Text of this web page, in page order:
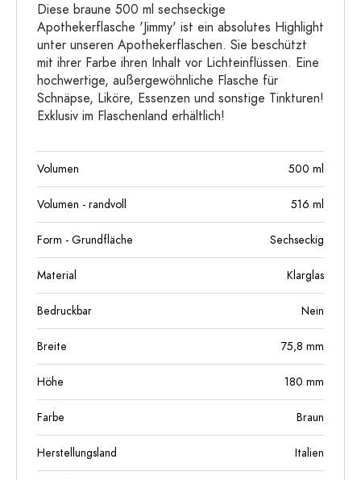
Diese braune 500 ml sechseckige
Apothekerflasche 'Jimmy' ist ein absolutes Highlight
unter unseren Apothekerflaschen. Sie beschützt
mit ihrer Farbe ihren Inhalt vor Lichteinflüssen. Eine
hochwertige, außergewöhnliche Flasche für
Schnäpse, Liköre, Essenzen und sonstige Tinkturen!
Exklusiv im Flaschenland erhältlich!
Volumen 500 ml
Volumen - randvoll 516 ml
Form - Grundfläche Sechseckig
Material Klarglas
Bedruckbar Nein
Breite 75,8 mm
Höhe 180 mm
Farbe Braun
Herstellungsland Italien